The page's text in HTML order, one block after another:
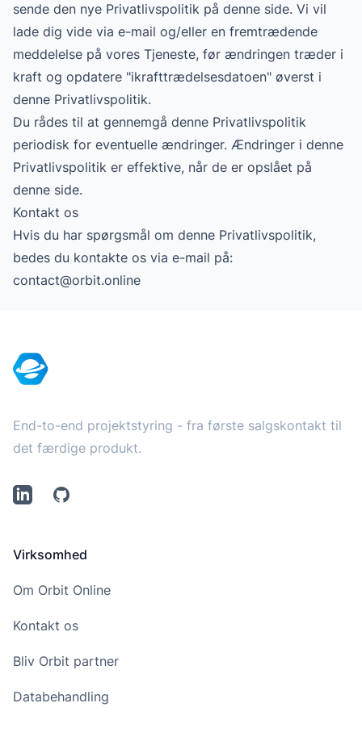
sende den nye Privatlivspolitik på denne side. Vi vil
lade dig vide via e-mail og/eller en fremtrædende
meddelelse på vores Tjeneste, før ændringen træder i
kraft og opdatere "ikrafttrædelsesdatoen" øverst i
denne Privatlivspolitik.
Du rådes til at gennemgå denne Privatlivspolitik
periodisk for eventuelle ændringer. Ændringer i denne
Privatlivspolitik er effektive, når de er opslået på
denne side.
Kontakt os
Hvis du har spørgsmål om denne Privatlivspolitik,
bedes du kontakte os via e-mail på:
contact@orbit.online
End-to-end projektstyring - fra første salgskontakt til
det færdige produkt.
LinkedInGithub
Virksomhed
Om Orbit Online
Kontakt os
Bliv Orbit partner
Databehandling